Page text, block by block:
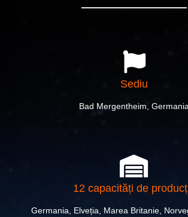
Sediu
Bad Mergentheim, Germania
12 capacități de
Germania, Elveția, Marea Britanie,